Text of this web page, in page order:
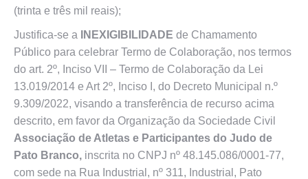
(trinta e três mil reais);
Justifica-se a INEXIGIBILIDADE de Chamamento
Público para celebrar Termo de Colaboração, nos termos
do art. 2º, Inciso VII – Termo de Colaboração da Lei
13.019/2014 e Art 2º, Inciso I, do Decreto Municipal n.º
9.309/2022, visando a transferência de recurso acima
descrito, em favor da Organização da Sociedade Civil
Associação de Atletas e Participantes do Judo de
Pato Branco, inscrita no CNPJ nº 48.145.086/0001-77,
com sede na Rua Industrial, nº 311, Industrial, Pato